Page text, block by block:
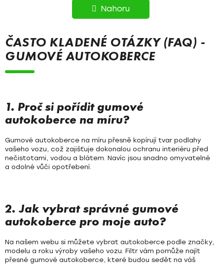
l
á
a
c
í
k
y
v
ý
p
i
R
Á
N
K
Á
N
Í
Nahoru
ČASTO KLADENÉ OTÁZKY (FAQ) -
GUMOVÉ AUTOKOBERCE
1. Proč si pořídit gumové
autokoberce na míru?
Gumové autokoberce na míru přesně kopírují tvar podlahy
vašeho vozu, což zajišťuje dokonalou ochranu interiéru před
nečistotami, vodou a blátem. Navíc jsou snadno omyvatelné
a odolné vůči opotřebení.
2. Jak vybrat správné gumové
autokoberce pro moje auto?
Na našem webu si můžete vybrat autokoberce podle značky,
modelu a roku výroby vašeho vozu. Filtr vám pomůže najít
přesné gumové autokoberce, které budou sedět na váš